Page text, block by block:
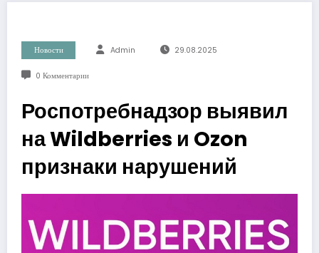
Новости Admin 29.08.2025
0 Комментарии
Роспотребнадзор выявил
на Wildberries и Ozon
признаки нарушений